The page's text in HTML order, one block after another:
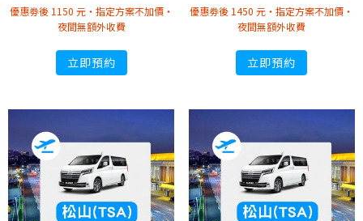
優惠劵後 1150 元・指定方案不加價・
夜間無額外收費
立即預約
優惠劵後 1450 元・指定方案不加價・
夜間無額外收費
立即預約